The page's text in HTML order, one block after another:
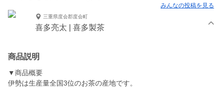
みんなの投稿を見る
三重県度会郡度会町
喜多亮太 | 喜多製茶
商品説明
▼商品概要
伊勢は生産量全国3位のお茶の産地です。